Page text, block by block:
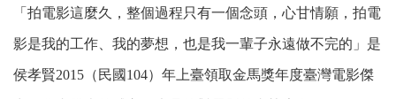
「拍電影這麼久，整個過程只有一個念頭，心甘情願，拍電
影是我的工作、我的夢想，也是我一輩子永遠做不完的」是
侯孝賢2015（民國104）年上臺領取金馬獎年度臺灣電影傑